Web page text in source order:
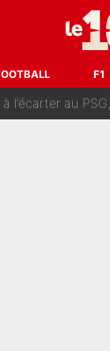
F1
enfin
l’écarter au
Mbappé et